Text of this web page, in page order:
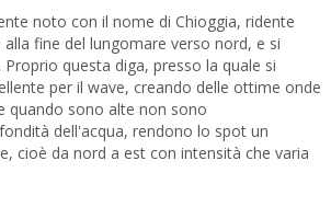
noto con il nome di Chioggia, ridente
fine del lungomare verso nord, e si
questa diga, presso la quale si
per il wave, creando delle ottime onde
quando sono alte non sono
dell'acqua, rendono lo spot un
cioè da nord a est con intensità che varia